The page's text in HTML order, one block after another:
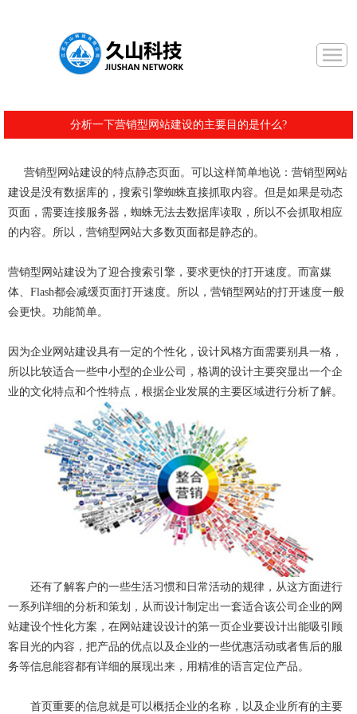
分析一下营销型网站建设的主要目的是什么?
营销型网站建设的特点静态页面。可以这样简单地说：营销型网站
建设是没有数据库的，搜索引擎蜘蛛直接抓取内容。但是如果是动态
页面，需要连接服务器，蜘蛛无法去数据库读取，所以不会抓取相应
的内容。所以，营销型网站大多数页面都是静态的。
营销型网站建设为了迎合搜索引擎，要求更快的打开速度。而富媒
体、Flash都会减缓页面打开速度。所以，营销型网站的打开速度一般
会更快。功能简单。
因为企业网站建设具有一定的个性化，设计风格方面需要别具一格，
所以比较适合一些中小型的企业公司，格调的设计主要突显出一个企
业的文化特点和个性特点，根据企业发展的主要区域进行分析了解。
还有了解客户的一些生活习惯和日常活动的规律，从这方面进行
一系列详细的分析和策划，从而设计制定出一套适合该公司企业的网
站建设个性化方案，在网站建设设计的第一页企业要设计出能吸引顾
客目光的内容，把产品的优点以及企业的一些优惠活动或者售后的服
务等信息能容都有详细的展现出来，用精准的语言定位产品。
首页重要的信息就是可以概括企业的名称，以及企业所有的主要